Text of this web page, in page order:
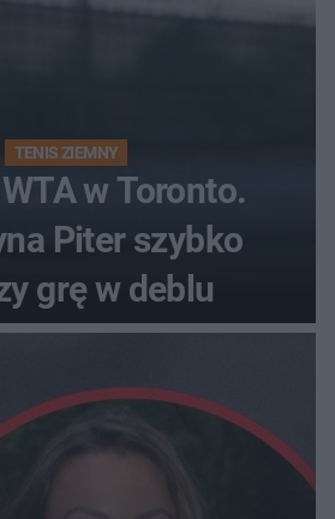
TENIS ZIEMNY
w Toronto.
Piter szybko
grę w deblu